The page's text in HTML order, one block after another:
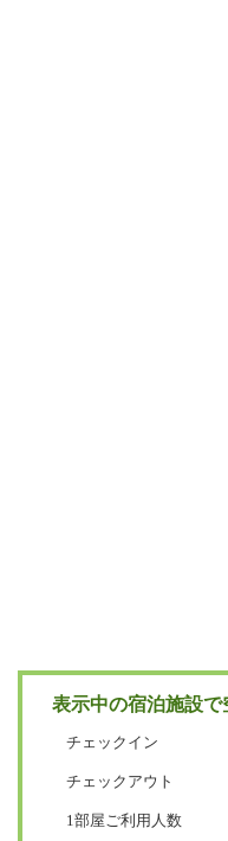
表示中の宿泊施設で
チェックイン
チェックアウト
1部屋ご利用人数